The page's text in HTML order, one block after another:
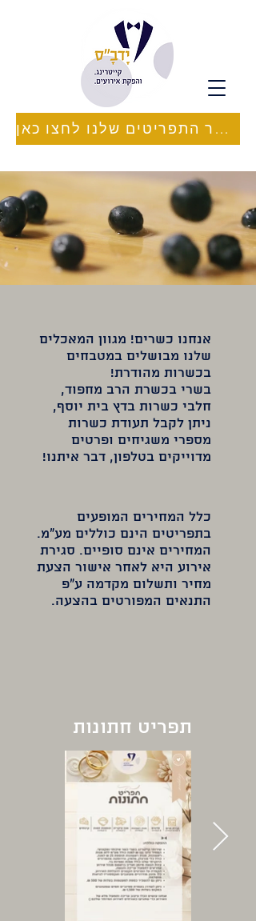
לאתר התפריטים שלנו לחצו כאן
אנחנו כשרים! מגוון המאכלים
שלנו מבושלים במטבחים
בכשרות מהודרת!
בשרי בכשרת הרב מחפוד,
חלבי כשרות בדץ בית יוסף,
ניתן לקבל תעודת כשרות
מספרי משגיחים ופרטים
מדוייקים בטלפון, דבר איתנו!
כלל המחירים המופעים
בתפריטים הינם כוללים מע"מ.
המחירים אינם סופיים. סגירת
אירוע היא לאחר אישור הצעת
מחיר ותשלום מקדמה ע"פ
התנאים המפורטים בהצעה.
תפריט חתונות